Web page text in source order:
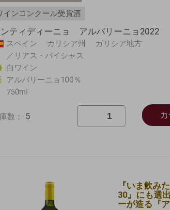
インコンクール受賞酒
ティディーニョ アルバリーニョ2022
スペイン カリシア州 ガリシア地方
／リアス・バイシャス
白ワイン
アルバリーニョ100％
750ml
数： 5
『いま飲み
30』にも選
ーが造る『